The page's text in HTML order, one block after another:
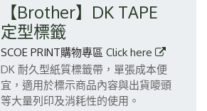
【Brother】DK TAPE
定型標籤
SCOE PRINT購物專區 Click here
DK 耐久型紙質標籤帶，單張成本便
宜，適用於標示商品內容與出貨嘜頭
等大量列印及消耗性的使用。